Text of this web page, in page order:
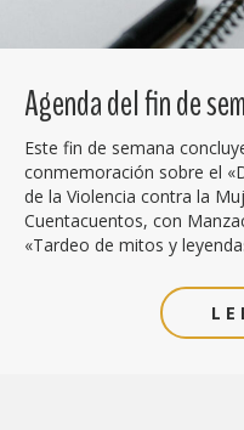
Agenda del fin de
Este fin de semana
conmemoración sobre el
de la Violencia contra la
Cuentacuentos, con
«Tardeo de mitos y